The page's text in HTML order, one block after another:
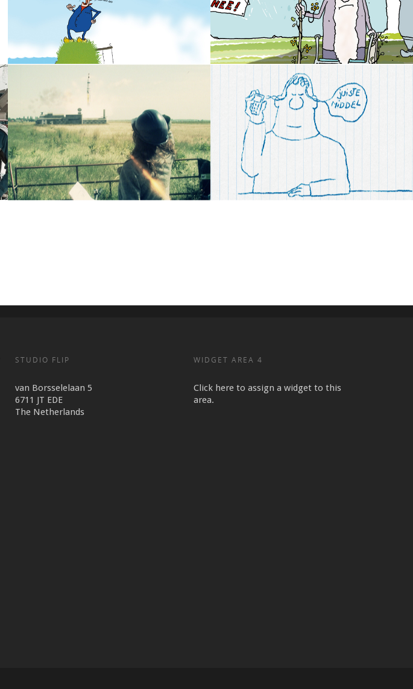
Deltaplan rivieren Besluitvorming
STUDIO FLIP
van Borsselelaan 5
6711 JT EDE
The Netherlands
WIDGET AREA 4
Click here to assign a widget to this
area.